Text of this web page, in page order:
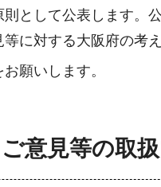
として公表します。
に対する大阪府の考
願いします。
意見等の取